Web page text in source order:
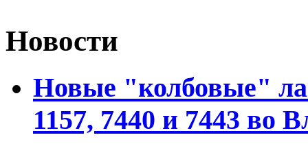
Новости
Новые "колбовые"
1157, 7440 и 7443 во